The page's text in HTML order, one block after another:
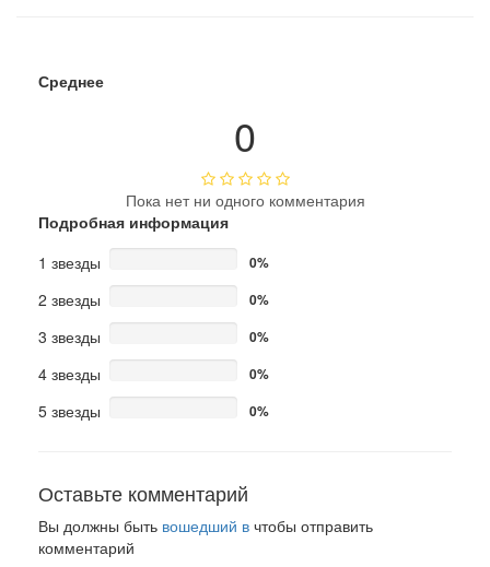
Среднее
0
Пока нет ни одного комментария
Подробная информация
1 звезды
0%
2 звезды 0%
3 звезды 0%
4 звезды 0%
5 звезды 0%
Оставьте комментарий
Вы должны быть вошедший в чтобы отправить
комментарий